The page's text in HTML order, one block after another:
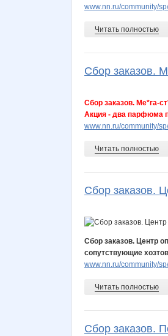
www.nn.ru/community/
Читать полностью
Сбор заказов.
Сбор заказов. Ме*га-
Акция - два парфюма
www.nn.ru/community/
Читать полностью
Сбор заказов.
Сбор заказов. Центр
сопутствующие
www.nn.ru/community/
Читать полностью
Сбор заказов.